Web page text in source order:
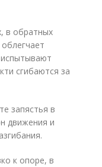
в обратных
сгибаются за
запястья в
движения и
к опоре, в